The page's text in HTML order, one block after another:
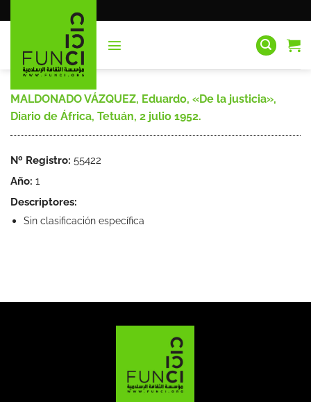
al
MALDONADO VÁZQUEZ, Eduardo, «De la justicia»,
Diario de África, Tetuán, 2 julio 1952.
Nº Registro: 55422
Año: 1
Descriptores:
Sin clasificación específica